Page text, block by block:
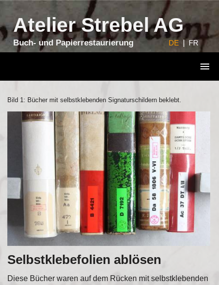
Atelier Strebel AG
Buch- und Papierrestaurierung DE | FR
Bild 1: Bücher mit selbstklebenden Signaturschildern beklebt.
Selbstklebefolien ablösen
Diese Bücher waren auf dem Rücken mit selbstklebenden